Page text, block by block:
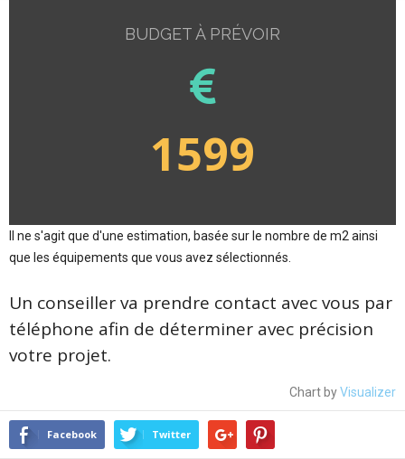
BUDGET À PRÉVOIR
1599
Il ne s'agit que d'une estimation, basée sur le nombre de m2 ainsi
que les équipements que vous avez sélectionnés.
Un conseiller va prendre contact avec vous par
téléphone afin de déterminer avec précision
votre projet.
Chart byVisualizer
Facebook Twitter